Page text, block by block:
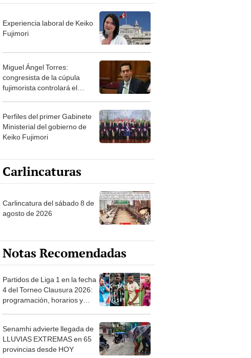
Experiencia laboral de Keiko
Fujimori
Miguel Ángel Torres:
congresista de la cúpula
fujimorista controlará el
Perfiles del primer Gabinete
Ministerial del gobierno de
Keiko Fujimori
Carlincaturas
Carlincatura del sábado 8 de
agosto de 2026
Notas Recomendadas
Partidos de Liga 1 en la fecha
4 del Torneo Clausura 2026:
programación, horarios y
Senamhi advierte llegada de
LLUVIAS EXTREMAS en 65
provincias desde HOY